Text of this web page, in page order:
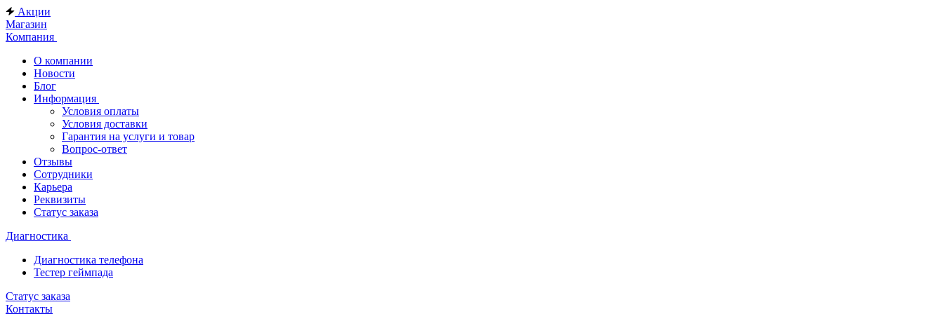
Акции
Магазин
Компания
О компании
Новости
Блог
Информация
Условия оплаты
Условия доставки
Гарантия на услуги и товар
Вопрос-ответ
Отзывы
Сотрудники
Карьера
Реквизиты
Статус заказа
Диагностика
Диагностика телефона
Тестер геймпада
Статус заказа
Контакты